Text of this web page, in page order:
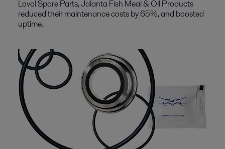
Laval Spare Parts, Jalanta Fish Meal & Oil Products
reduced their maintenance costs by 65%, and boosted
uptime.